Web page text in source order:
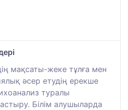
мақсаты-жеке тұлға мен
әсер етудің ерекше
туралы
Білім алушыларда